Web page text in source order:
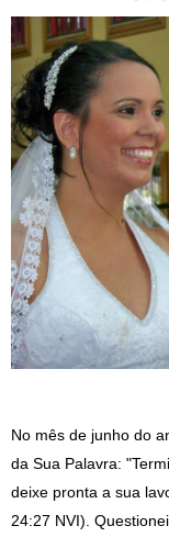
No mês de junho do
da Sua Palavra:
deixe pronta a sua
24:27 NVI).